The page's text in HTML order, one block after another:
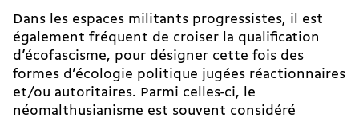
Dans les espaces militants progressistes, il est
également fréquent de croiser la qualification
d’écofascisme, pour désigner cette fois des
formes d’écologie politique jugées réactionnaires
et/ou autoritaires. Parmi celles-ci, le
néomalthusianisme est souvent considéré